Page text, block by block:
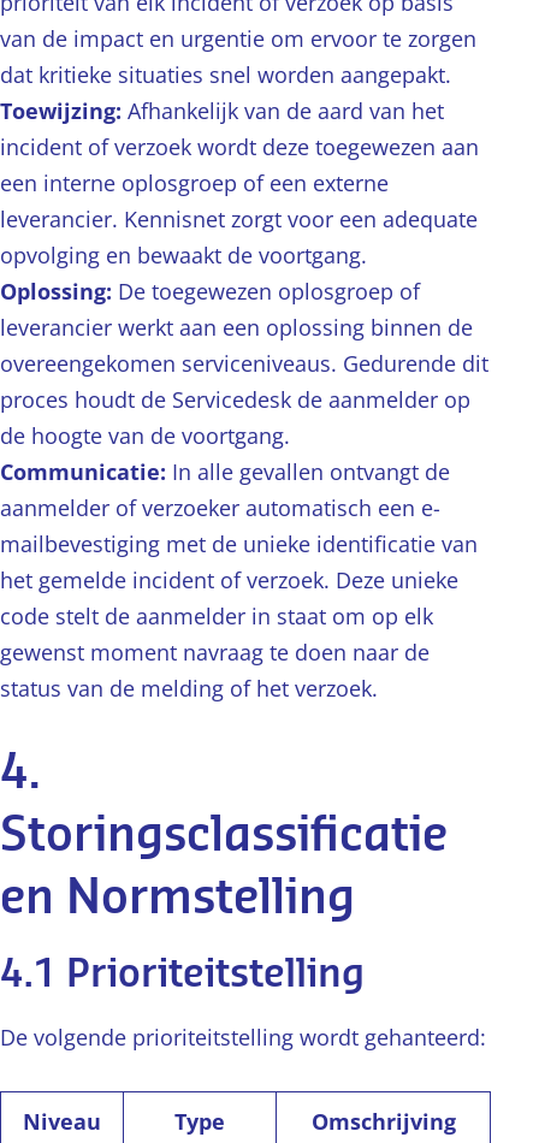
van de impact en urgentie om ervoor te zorgen
dat kritieke situaties snel worden aangepakt.
Toewijzing: Afhankelijk van de aard van het
incident of verzoek wordt deze toegewezen aan
een interne oplosgroep of een externe
leverancier. Kennisnet zorgt voor een adequate
opvolging en bewaakt de voortgang.
Oplossing: De toegewezen oplosgroep of
leverancier werkt aan een oplossing binnen de
overeengekomen serviceniveaus. Gedurende dit
proces houdt de Servicedesk de aanmelder op
de hoogte van de voortgang.
Communicatie: In alle gevallen ontvangt de
aanmelder of verzoeker automatisch een e-
mailbevestiging met de unieke identificatie van
het gemelde incident of verzoek. Deze unieke
code stelt de aanmelder in staat om op elk
gewenst moment navraag te doen naar de
status van de melding of het verzoek.
4.
Storingsclassificatie
en Normstelling
4.1 Prioriteitstelling
De volgende prioriteitstelling wordt gehanteerd:
Niveau Type Omschrijving